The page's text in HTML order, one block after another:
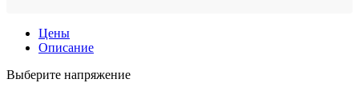
Цены
Описание
Выберите напряжение